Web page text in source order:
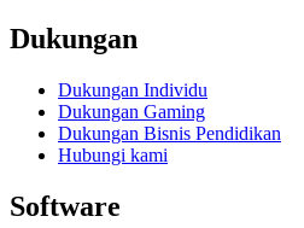
Dukungan
Dukungan Individu
Dukungan Gaming
Dukungan Bisnis Pendidikan
Hubungi kami
Software